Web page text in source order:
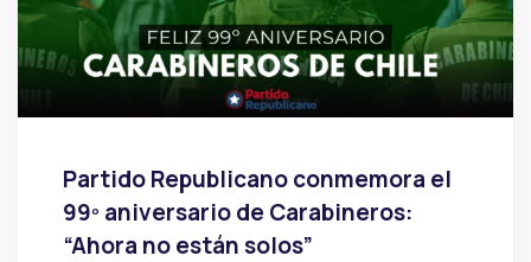
Partido Republicano conmemora el
99º aniversario de Carabineros:
“Ahora no están solos”